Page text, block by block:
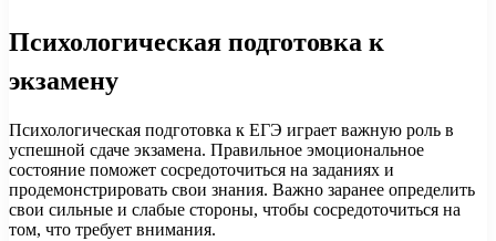
Психологическая подготовка к
экзамену
Психологическая подготовка к ЕГЭ играет важную роль в
успешной сдаче экзамена. Правильное эмоциональное
состояние поможет сосредоточиться на заданиях и
продемонстрировать свои знания. Важно заранее определить
свои сильные и слабые стороны, чтобы сосредоточиться на
том, что требует внимания.